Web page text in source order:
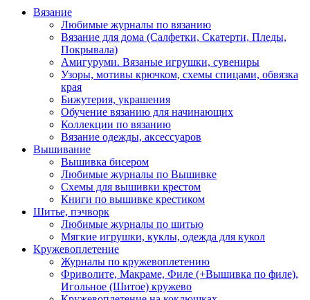
Вязание
Любимые журналы по вязанию
Вязание для дома (Салфетки, Скатерти, Пледы,
Покрывала)
Амигуруми. Вязаные игрушки, сувениры
Узоры, мотивы крючком, схемы спицами, обвязка
края
Бижутерия, украшения
Обучение вязанию для начинающих
Коллекции по вязанию
Вязание одежды, аксессуаров
Вышивание
Вышивка бисером
Любимые журналы по Вышивке
Схемы для вышивки крестом
Книги по вышивке крестиком
Шитье, пэчворк
Любимые журналы по шитью
Мягкие игрушки, куклы, одежда для кукол
Кружевоплетение
Журналы по кружевоплетению
Фриволите, Макраме, Филе (+Вышивка по филе),
Игольное (Шитое) кружево